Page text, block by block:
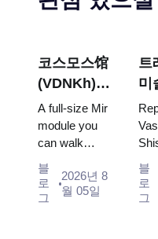
코스모스馆
(VDNKh) :
러시아 최대
우주 전시관
A full-size Mir
module you
can walk
Energia–
Buran model,
블
로
그
2026년 8
월 05일
트
미
작:
할
중
방
—
블
로
그